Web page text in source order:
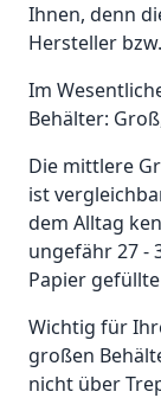
Ihnen, denn
Hersteller
Im
Behälter:
Die mittlere
ist
dem Alltag
ungefähr 27 -
Papier
Wichtig für
großen
nicht über